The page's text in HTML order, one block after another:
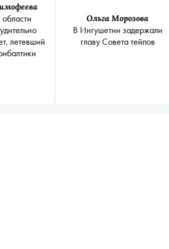
летевший
Ольга Морозова
В Ингушетии задержали
главу Совета тейпов